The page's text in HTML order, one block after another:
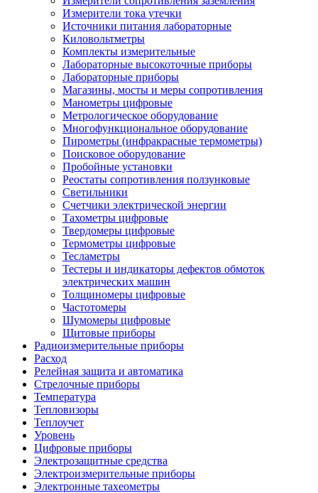
Измерители тока утечки
Источники питания лабораторные
Киловольтметры
Комплекты измерительные
Лабораторные высокоточные приборы
Лабораторные приборы
Магазины, мосты и меры сопротивления
Манометры цифровые
Метрологическое оборудование
Многофункциональное оборудование
Пирометры (инфракрасные термометры)
Поисковое оборудование
Пробойные установки
Реостаты сопротивления ползунковые
Светильники
Счетчики электрической энергии
Тахометры цифровые
Твердомеры цифровые
Термометры цифровые
Тесламетры
Тестеры и индикаторы дефектов обмоток
электрических машин
Толщиномеры цифровые
Частотомеры
Шумомеры цифровые
Щитовые приборы
Радиоизмерительные приборы
Расход
Релейная защита и автоматика
Стрелочные приборы
Температура
Тепловизоры
Теплоучет
Уровень
Цифровые приборы
Электрозащитные средства
Электроизмерительные приборы
Электронные тахеометры